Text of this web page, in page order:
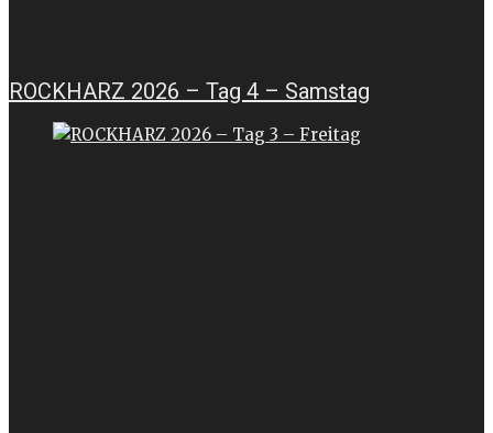
ROCKHARZ 2026 – Tag 4 – Samstag